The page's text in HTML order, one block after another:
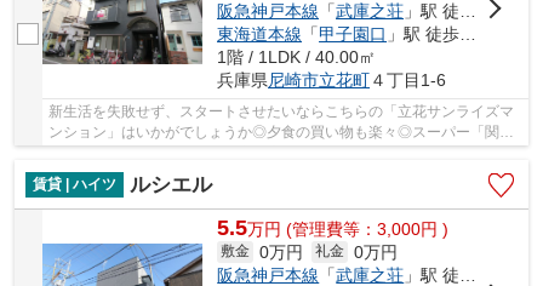
阪急神戸本線 「武庫之荘 」駅 徒歩22分
東海道本線 「甲子園口 」駅 徒歩37分
1階 / 1LDK / 40.00㎡
兵庫県尼崎市立花町４丁目1-6
新生活を失敗せず、スタートさせたいならこちらの「立花サンライズマ
ンション」はいかがでしょうか◎夕食の買い物も楽々◎スーパー「関西
賃貸 | ハイツ
ルシエル
5.5万円 (管理費等：3,000円 )
敷金 0万円 礼金 0万円
阪急神戸本線 「武庫之荘 」駅 徒歩14分